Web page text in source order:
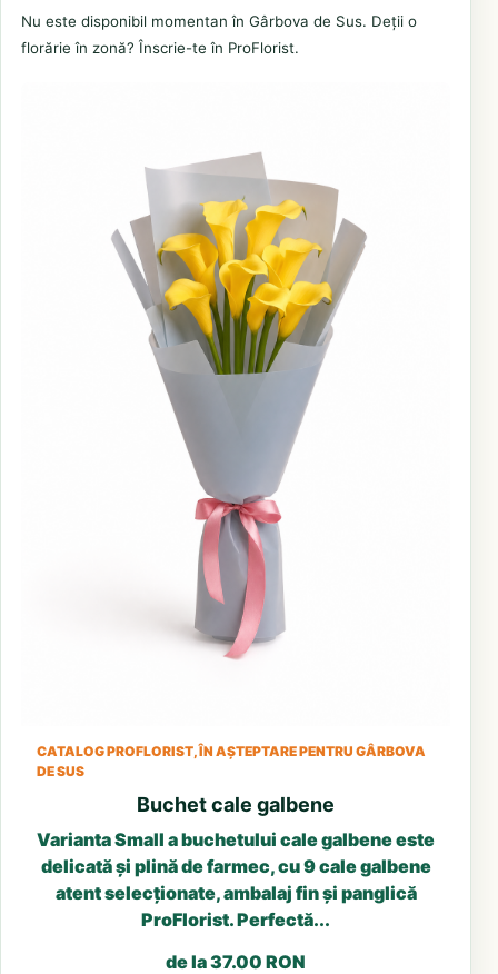
Nu este disponibil momentan în Gârbova de Sus. Deții o
florărie în zonă? Înscrie-te în ProFlorist.
CATALOG PROFLORIST, ÎN AȘTEPTARE PENTRU GÂRBOVA
DE SUS
Buchet cale galbene
Varianta Small a buchetului cale galbene este
delicată și plină de farmec, cu 9 cale galbene
atent selecționate, ambalaj fin și panglică
ProFlorist. Perfectă...
de la 37.00 RON